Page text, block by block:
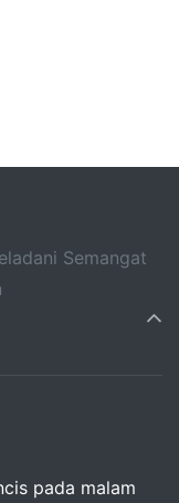
Semangat
pada malam